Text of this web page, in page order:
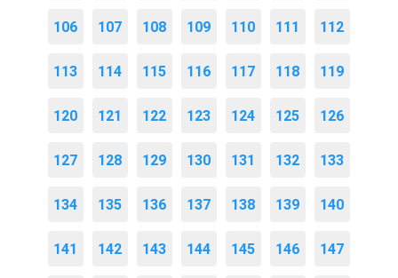
106 107 108 109 110 111 112
113 114 115 116 117 118 119
120 121 122 123 124 125 126
127 128 129 130 131 132 133
134 135 136 137 138 139 140
141 142 143 144 145 146 147